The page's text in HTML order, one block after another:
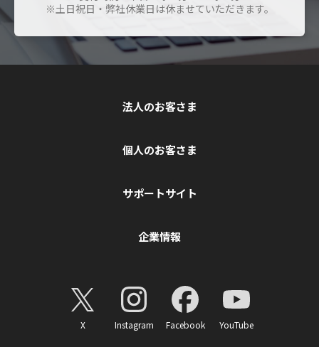
※土日祝日・弊社休業日は休ませていただきます。
法人のお客さま
個人のお客さま
サポートサイト
企業情報
X Instagram Facebook YouTube